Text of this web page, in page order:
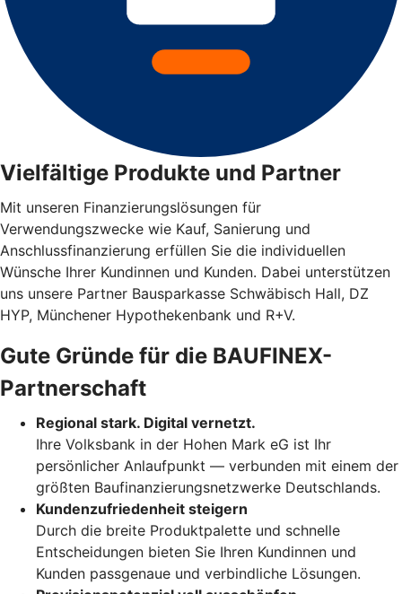
Vielfältige Produkte und Partner
Mit unseren Finanzierungslösungen für
Verwendungszwecke wie Kauf, Sanierung und
Anschlussfinanzierung erfüllen Sie die individuellen
Wünsche Ihrer Kundinnen und Kunden. Dabei unterstützen
uns unsere Partner Bausparkasse Schwäbisch Hall, DZ
HYP, Münchener Hypothekenbank und R+V.
Gute Gründe für die BAUFINEX-
Partnerschaft
Regional stark. Digital vernetzt.
Ihre Volksbank in der Hohen Mark eG ist Ihr
persönlicher Anlaufpunkt — verbunden mit einem der
größten Baufinanzierungsnetzwerke Deutschlands.
Kundenzufriedenheit steigern
Durch die breite Produktpalette und schnelle
Entscheidungen bieten Sie Ihren Kundinnen und
Kunden passgenaue und verbindliche Lösungen.